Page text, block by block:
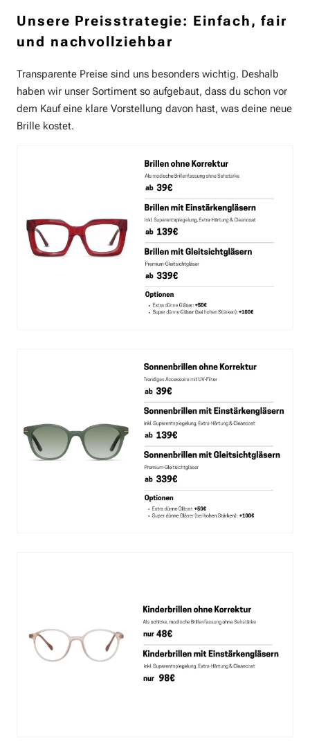
Unsere Preisstrategie: Einfach, fair
und nachvollziehbar
Transparente Preise sind uns besonders wichtig. Deshalb
haben wir unser Sortiment so aufgebaut, dass du schon vor
dem Kauf eine klare Vorstellung davon hast, was deine neue
Brille kostet.